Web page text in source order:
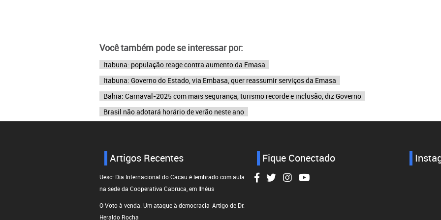
Você também pode se interessar por:
Itabuna: população reage contra aumento da Emasa
Itabuna: Governo do Estado, via Embasa, quer reassumir serviços da Emasa
Bahia: Carnaval-2025 com mais segurança, turismo recorde e inclusão, diz Governo
Brasil não adotará horário de verão neste ano
Artigos Recentes
Uesc: Dia Internacional do Cacau é lembrado com aula
na sede da Cooperativa Cabruca, em Ilhéus
O Voto à venda: Um ataque à democracia-Artigo de Dr.
Heraldo Rocha
Fique Conectado